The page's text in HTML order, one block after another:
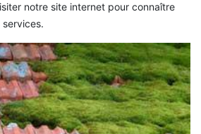
notre site internet pour connaître